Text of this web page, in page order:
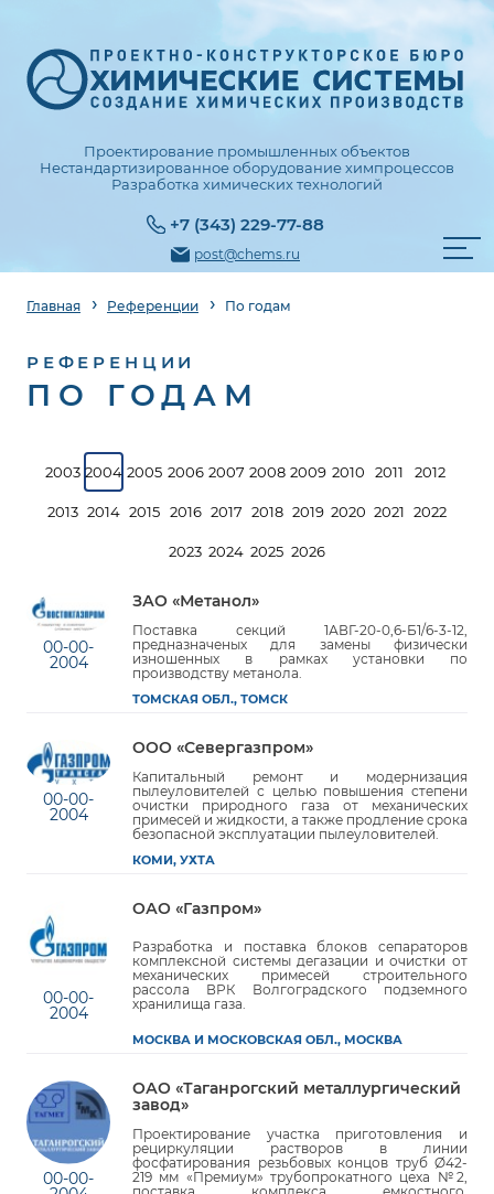
Проектирование промышленных объектов
Нестандартизированное оборудование химпроцессов
Разработка химических технологий
+7 (343) 229-77-88
post@chems.ru
Главная Референции По годам
РЕФЕРЕНЦИИ
ПО ГОДАМ
2003 2004 2005 2006 2007 2008 2009 2010 2011 2012
2013 2014 2015 2016 2017 2018 2019 2020 2021 2022
2023 2024 2025 2026
00-00-
2004
ЗАО «Метанол»
Поставка секций 1АВГ-20-0,6-Б1/6-3-12,
предназначеных для замены физически
изношенных в рамках установки по
производству метанола.
ТОМСКАЯ ОБЛ., ТОМСК
00-00-
2004
ООО «Севергазпром»
Капитальный ремонт и модернизация
пылеуловителей с целью повышения степени
очистки природного газа от механических
примесей и жидкости, а также продление срока
безопасной эксплуатации пылеуловителей.
КОМИ, УХТА
00-00-
2004
ОАО «Газпром»
Разработка и поставка блоков сепараторов
комплексной системы дегазации и очистки от
механических примесей строительного
рассола ВРК Волгоградского подземного
хранилища газа.
МОСКВА И МОСКОВСКАЯ ОБЛ., МОСКВА
00-00-
ОАО «Таганрогский металлургический
завод»
Проектирование участка приготовления и
рециркуляции растворов в линии
фосфатирования резьбовых концов труб Ø42-
219 мм «Премиум» трубопрокатного цеха №2,